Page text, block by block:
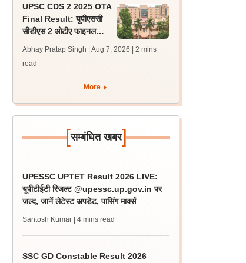
UPSC CDS 2 2025 OTA
Final Result: यूपीएससी
सीडीएस 2 ओटीए फाइनल
जारी, 483 कैंडिडेट चयनित
Abhay Pratap Singh | Aug 7, 2026
| 2 mins
read
More
[सम्बंधित खबर]
UPESSC UPTET Result 2026 LIVE:
यूपीटीईटी रिजल्ट @upessc.up.gov.in पर
जल्द, जानें लेटेस्ट अपडेट, पासिंग मार्क्स
Santosh Kumar | 4 mins read
SSC GD Constable Result 2026